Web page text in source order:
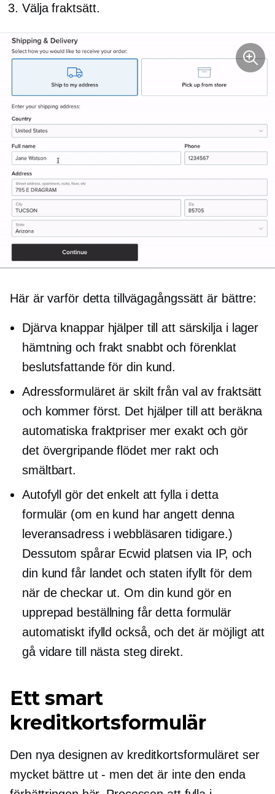
Välja fraktsätt.
Här är varför detta tillvägagångssätt är bättre:
Djärva knappar hjälper till att särskilja i lager
hämtning och frakt snabbt och förenklat
beslutsfattandeför din kund.
Adressformuläret är skilt från val av fraktsätt
och kommer först. Det hjälper till att beräkna
automatiska fraktpriser mer exakt och gör
det övergripande flödet mer rakt och
smältbart.
Autofyll gör det enkelt att fylla i detta
formulär (om en kund har angett denna
leveransadress i webbläsaren tidigare.)
Dessutom spårar Ecwid platsen via IP, och
din kund får landet och staten ifyllt för dem
när de checkar ut. Om din kund gör en
upprepad beställning får detta formulär
automatiskt ifylld också, och det är möjligt att
gå vidare till nästa steg direkt.
Ett smart
kreditkortsformulär
Den nya designen av kreditkortsformuläret ser
mycket bättre ut - men det är inte den enda